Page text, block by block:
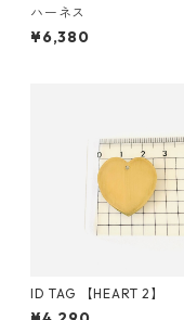
ハーネス
¥6,380
ID TAG 【HEART 2】